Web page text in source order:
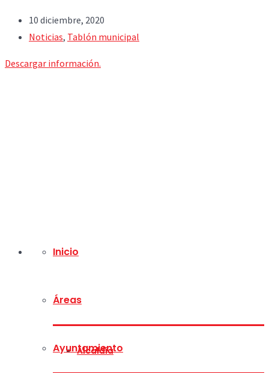
Inicio
Áreas
Alcaldía
Ayuntamiento
10 diciembre, 2020
Noticias, Tablón municipal
Descargar información.